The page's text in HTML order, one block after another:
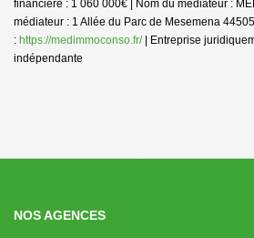
financière : 1 060 000€ | Nom du médiateur :
médiateur : 1 Allée du Parc de Mesemena
: https://medimmoconso.fr/| Entreprise
indépendante
NOS AGENCES